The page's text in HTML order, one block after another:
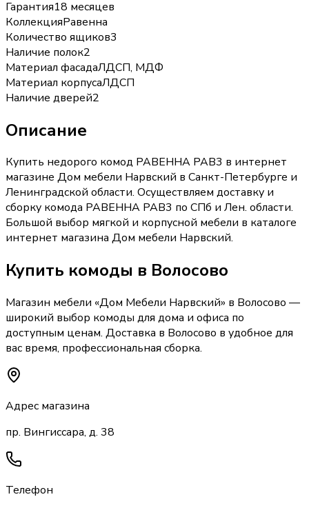
Гарантия18 месяцев
КоллекцияРавенна
Количество ящиков3
Наличие полок2
Материал фасадаЛДСП, МДФ
Материал корпусаЛДСП
Наличие дверей2
Описание
Купить недорого комод РАВЕННА РАВ3 в интернет
магазине Дом мебели Нарвский в Санкт-Петербурге и
Ленинградской области. Осуществляем доставку и
сборку комода РАВЕННА РАВ3 по СПб и Лен. области.
Большой выбор мягкой и корпусной мебели в каталоге
интернет магазина Дом мебели Нарвский.
Купить комоды в Волосово
Магазин мебели «Дом Мебели Нарвский» в Волосово —
широкий выбор комоды для дома и офиса по
доступным ценам. Доставка в Волосово в удобное для
вас время, профессиональная сборка.
Адрес магазина
пр. Вингиссара, д. 38
Телефон